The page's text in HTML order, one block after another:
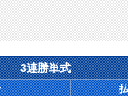
3連勝単式